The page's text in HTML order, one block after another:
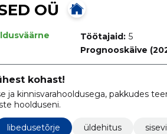
OÜ
Töötajaid: 5
Prognooskäive
kohast!
ja kinnisvarahooldusega, pakkudes
hoolduseni.
libedusetõrje üldehitus